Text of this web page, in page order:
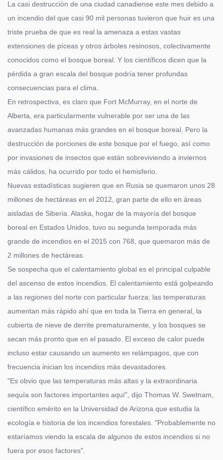
La casi destrucción de una ciudad canadiense este mes debido a
un incendio del que casi 90 mil personas tuvieron que huir es una
triste prueba de que es real la amenaza a estas vastas
extensiones de píceas y otros árboles resinosos, colectivamente
conocidos como el bosque boreal. Y los científicos dicen que la
pérdida a gran escala del bosque podría tener profundas
consecuencias para el clima.
En retrospectiva, es claro que Fort McMurray, en el norte de
Alberta, era particularmente vulnerable por ser una de las
avanzadas humanas más grandes en el bosque boreal. Pero la
destrucción de porciones de este bosque por el fuego, así como
por invasiones de insectos que están sobreviviendo a inviernos
más cálidos, ha ocurrido por todo el hemisferio.
Nuevas estadísticas sugieren que en Rusia se quemaron unos 28
millones de hectáreas en el 2012, gran parte de ello en áreas
aisladas de Siberia. Alaska, hogar de la mayoría del bosque
boreal en Estados Unidos, tuvo su segunda temporada más
grande de incendios en el 2015 con 768, que quemaron más de
2 millones de hectáreas.
Se sospecha que el calentamiento global es el principal culpable
del ascenso de estos incendios. El calentamiento está golpeando
a las regiones del norte con particular fuerza: las temperaturas
aumentan más rápido ahí que en toda la Tierra en general, la
cubierta de nieve de derrite prematuramente, y los bosques se
secan más pronto que en el pasado. El exceso de calor puede
incluso estar causando un aumento en relámpagos, que con
frecuencia inician los incendios más devastadores.
"Es obvio que las temperaturas más altas y la extraordinaria
sequía son factores importantes aquí", dijo Thomas W. Swetnam,
científico emérito en la Universidad de Arizona que estudia la
ecología e historia de los incendios forestales. "Probablemente no
estaríamos viendo la escala de algunos de estos incendios si no
fuera por esos factores".